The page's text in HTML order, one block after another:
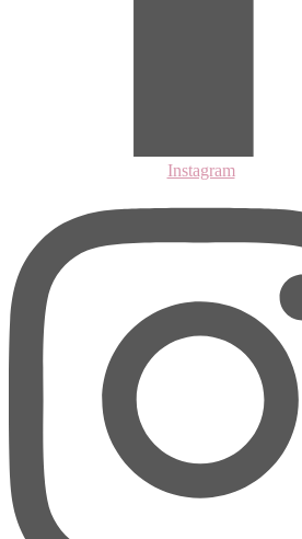
Instagram